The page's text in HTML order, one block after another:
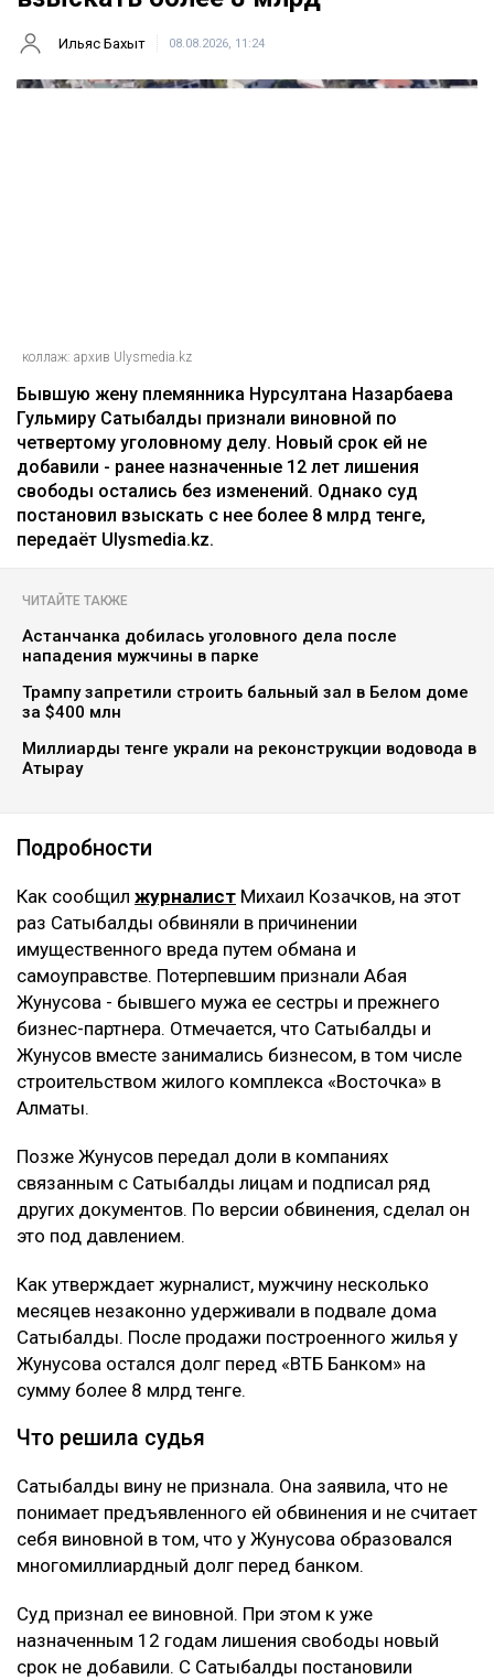
Ильяс Бахыт 08.08.2026, 11:24
коллаж: архив Ulysmedia.kz
Бывшую жену племянника Нурсултана Назарбаева
Гульмиру Сатыбалды признали виновной по
четвертому уголовному делу. Новый срок ей не
добавили - ранее назначенные 12 лет лишения
свободы остались без изменений. Однако суд
постановил взыскать с нее более 8 млрд тенге,
передаёт Ulysmedia.kz.
ЧИТАЙТЕ ТАКЖЕ
Астанчанка добилась уголовного дела после
нападения мужчины в парке
Трампу запретили строить бальный зал в Белом доме
за $400 млн
Миллиарды тенге украли на реконструкции водовода в
Атырау
Подробности
Как сообщил журналист Михаил Козачков, на этот
раз Сатыбалды обвиняли в причинении
имущественного вреда путем обмана и
самоуправстве. Потерпевшим признали Абая
Жунусова - бывшего мужа ее сестры и прежнего
бизнес-партнера. Отмечается, что Сатыбалды и
Жунусов вместе занимались бизнесом, в том числе
строительством жилого комплекса «Восточка» в
Алматы.
Позже Жунусов передал доли в компаниях
связанным с Сатыбалды лицам и подписал ряд
других документов. По версии обвинения, сделал он
это под давлением.
Как утверждает журналист, мужчину несколько
месяцев незаконно удерживали в подвале дома
Сатыбалды. После продажи построенного жилья у
Жунусова остался долг перед «ВТБ Банком» на
сумму более 8 млрд тенге.
Что решила судья
Сатыбалды вину не признала. Она заявила, что не
понимает предъявленного ей обвинения и не считает
себя виновной в том, что у Жунусова образовался
многомиллиардный долг перед банком.
Суд признал ее виновной. При этом к уже
назначенным 12 годам лишения свободы новый
срок не добавили. С Сатыбалды постановили